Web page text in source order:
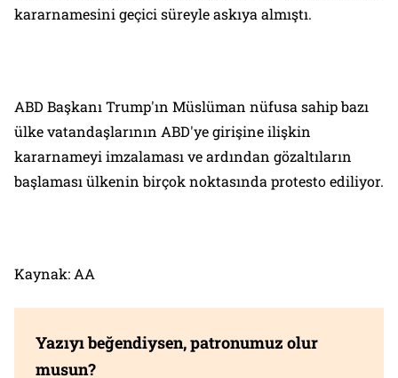
kararnamesini geçici süreyle askıya almıştı.
ABD Başkanı Trump'ın Müslüman nüfusa sahip bazı
ülke vatandaşlarının ABD'ye girişine ilişkin
kararnameyi imzalaması ve ardından gözaltıların
başlaması ülkenin birçok noktasında protesto ediliyor.
Kaynak: AA
Yazıyı beğendiysen, patronumuz olur
musun?